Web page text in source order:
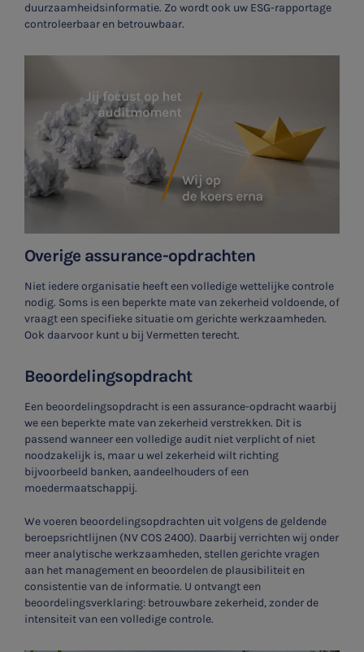
duurzaamheidsinformatie. Zo wordt ook uw ESG-rapportage
controleerbaar en betrouwbaar.
Overige assurance-opdrachten
Niet iedere organisatie heeft een volledige wettelijke controle
nodig. Soms is een beperkte mate van zekerheid voldoende, of
vraagt een specifieke situatie om gerichte werkzaamheden.
Ook daarvoor kunt u bij Vermetten terecht.
Beoordelingsopdracht
Een beoordelingsopdracht is een assurance-opdracht waarbij
we een beperkte mate van zekerheid verstrekken. Dit is
passend wanneer een volledige audit niet verplicht of niet
noodzakelijk is, maar u wel zekerheid wilt richting
bijvoorbeeld banken, aandeelhouders of een
moedermaatschappij.
We voeren beoordelingsopdrachten uit volgens de geldende
beroepsrichtlijnen (NV COS 2400). Daarbij verrichten wij onder
meer analytische werkzaamheden, stellen gerichte vragen
aan het management en beoordelen de plausibiliteit en
consistentie van de informatie. U ontvangt een
beoordelingsverklaring: betrouwbare zekerheid, zonder de
intensiteit van een volledige controle.